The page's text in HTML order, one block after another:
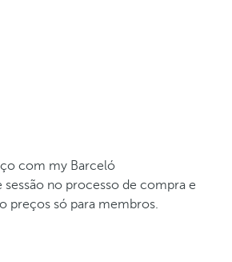
com my Barceló
sessão no processo de compra e
preços só para membros.